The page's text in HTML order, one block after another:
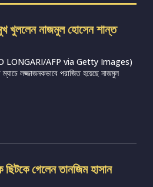
খুললেন নাজমুল হোসেন শান্ত
LONGARI/AFP via Getty Images)
লজ্জাজনকভাবে পরাজিত হয়েছে নাজমুল
গেলেন তানজিম হাসান